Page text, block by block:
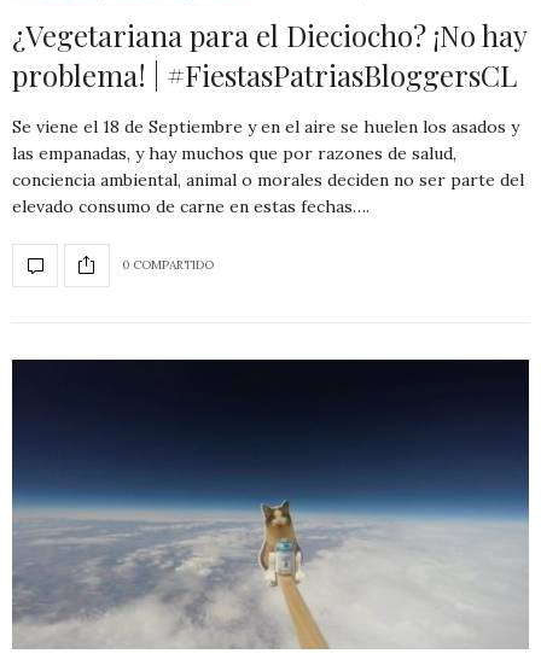
¿Vegetariana para el Dieciocho? ¡No hay
problema! | #FiestasPatriasBloggersCL
Se viene el 18 de Septiembre y en el aire se huelen los asados y
las empanadas, y hay muchos que por razones de salud,
conciencia ambiental, animal o morales deciden no ser parte del
elevado consumo de carne en estas fechas….
0 COMPARTIDO